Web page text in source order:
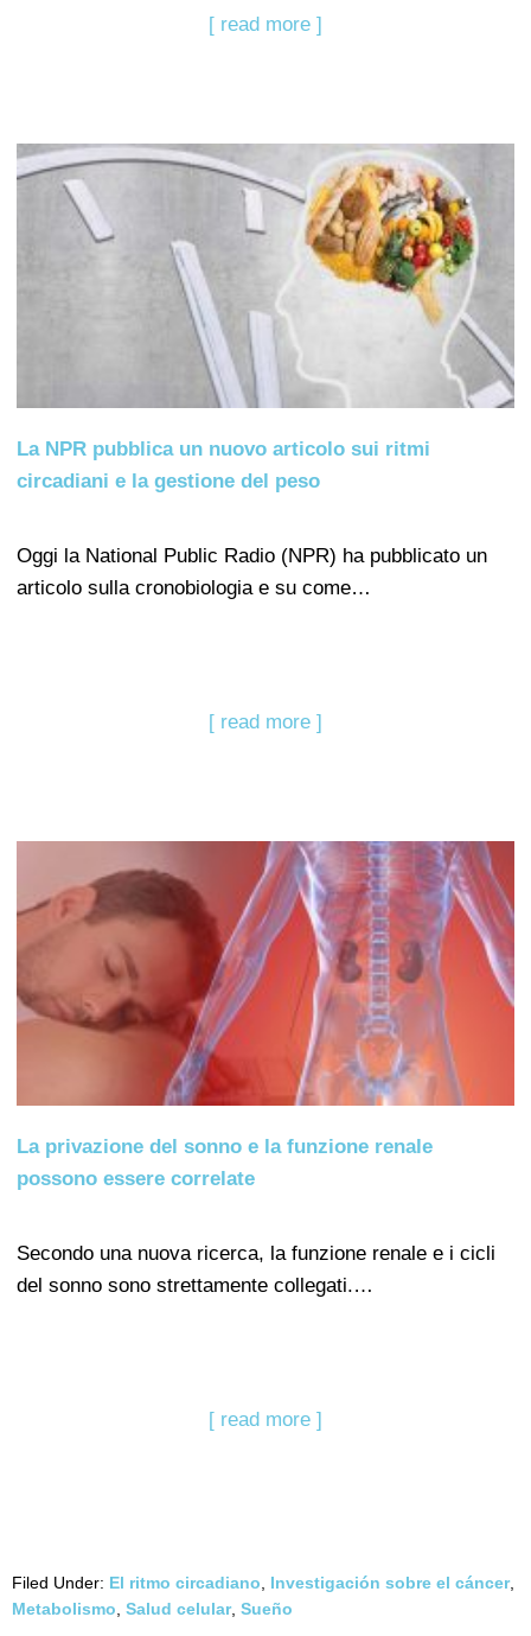
[ read more ]
La NPR pubblica un nuovo articolo sui ritmi
circadiani e la gestione del peso
Oggi la National Public Radio (NPR) ha pubblicato un
articolo sulla cronobiologia e su come…
[ read more ]
La privazione del sonno e la funzione renale
possono essere correlate
Secondo una nuova ricerca, la funzione renale e i cicli
del sonno sono strettamente collegati.…
[ read more ]
Filed Under: El ritmo circadiano Investigación sobre el cáncer,
Metabolismo Salud celular, Sueño